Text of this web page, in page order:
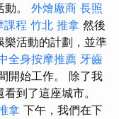
。 外燴廠商 長照
課程 竹北 推拿 然後
樂活動的計劃，並準
全身按摩推薦 牙齒
開始工作。 除了我
到了這座城市。
拿 下午，我們在下